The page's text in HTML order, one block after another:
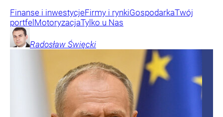
Finanse i inwestycjeFirmy i rynkiGospodarkaTwój
portfel MotoryzacjaTylko u Nas
Radosław Święcki